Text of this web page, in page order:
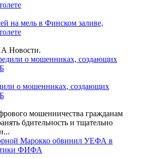
на мель в Финском заливе,
Новости.
о мошенниках, создающих
мошенничества гражданам
бдительность и тщательно